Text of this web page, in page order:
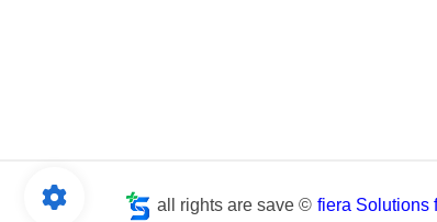
all rights are save © fiera Solutions